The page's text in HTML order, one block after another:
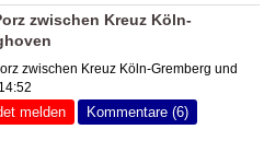
zwischen Kreuz Köln-
zwischen Kreuz Köln-Gremberg und
melden Kommentare (6)